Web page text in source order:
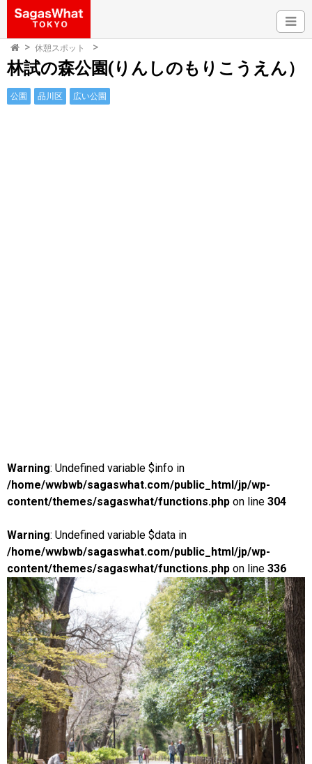
休憩スポット
林試の森公園(りんしのもりこうえん）
公園 品川区 広い公園
Warning: Undefined variable $info in
/home/wwbwb/sagaswhat.com/public_html/jp/wp-
content/themes/sagaswhat/functions.php on line 304
Warning: Undefined variable $data in
/home/wwbwb/sagaswhat.com/public_html/jp/wp-
content/themes/sagaswhat/functions.php on line 336